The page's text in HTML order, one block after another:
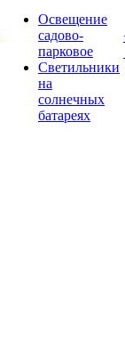
Освещение
садово-
парковое
Светильники
на
солнечных
батареях